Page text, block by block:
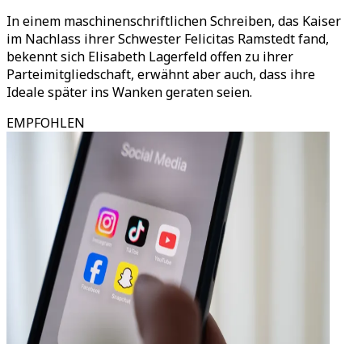
In einem maschinenschriftlichen Schreiben, das Kaiser
im Nachlass ihrer Schwester Felicitas Ramstedt fand,
bekennt sich Elisabeth Lagerfeld offen zu ihrer
Parteimitgliedschaft, erwähnt aber auch, dass ihre
Ideale später ins Wanken geraten seien.
EMPFOHLEN